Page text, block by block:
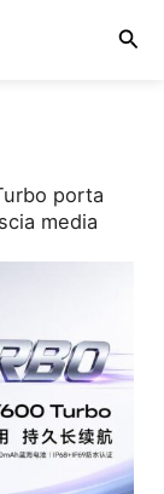
porta
media